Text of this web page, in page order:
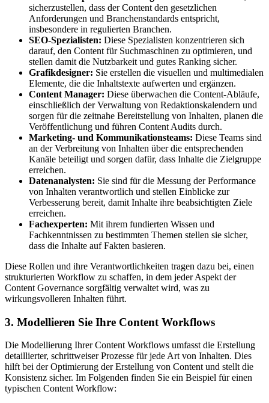
sicherzustellen, dass der Content den gesetzlichen
Anforderungen und Branchenstandards entspricht,
insbesondere in regulierten Branchen.
SEO-Spezialisten: Diese Spezialisten konzentrieren sich
darauf, den Content für Suchmaschinen zu optimieren, und
stellen damit die Nutzbarkeit und gutes Ranking sicher.
Grafikdesigner: Sie erstellen die visuellen und multimedialen
Elemente, die die Inhaltstexte aufwerten und ergänzen.
Content Manager: Diese überwachen die Content-Abläufe,
einschließlich der Verwaltung von Redaktionskalendern und
sorgen für die zeitnahe Bereitstellung von Inhalten, planen die
Veröffentlichung und führen Content Audits durch.
Marketing- und Kommunikationsteams: Diese Teams sind
an der Verbreitung von Inhalten über die entsprechenden
Kanäle beteiligt und sorgen dafür, dass Inhalte die Zielgruppe
erreichen.
Datenanalysten: Sie sind für die Messung der Performance
von Inhalten verantwortlich und stellen Einblicke zur
Verbesserung bereit, damit Inhalte ihre beabsichtigten Ziele
erreichen.
Fachexperten: Mit ihrem fundierten Wissen und
Fachkenntnissen zu bestimmten Themen stellen sie sicher,
dass die Inhalte auf Fakten basieren.
Diese Rollen und ihre Verantwortlichkeiten tragen dazu bei, einen
strukturierten Workflow zu schaffen, in dem jeder Aspekt der
Content Governance sorgfältig verwaltet wird, was zu
wirkungsvolleren Inhalten führt.
3. Modellieren Sie Ihre Content Workflows
Die Modellierung Ihrer Content Workflows umfasst die Erstellung
detaillierter, schrittweiser Prozesse für jede Art von Inhalten. Dies
hilft bei der Optimierung der Erstellung von Content und stellt die
Konsistenz sicher. Im Folgenden finden Sie ein Beispiel für einen
typischen Content Workflow: